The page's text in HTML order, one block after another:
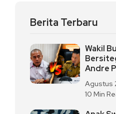
Berita Terbaru
Wakil
Andre
Agustus
10 Min